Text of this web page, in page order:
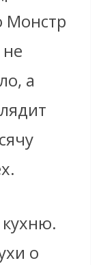
Монстр
а
о